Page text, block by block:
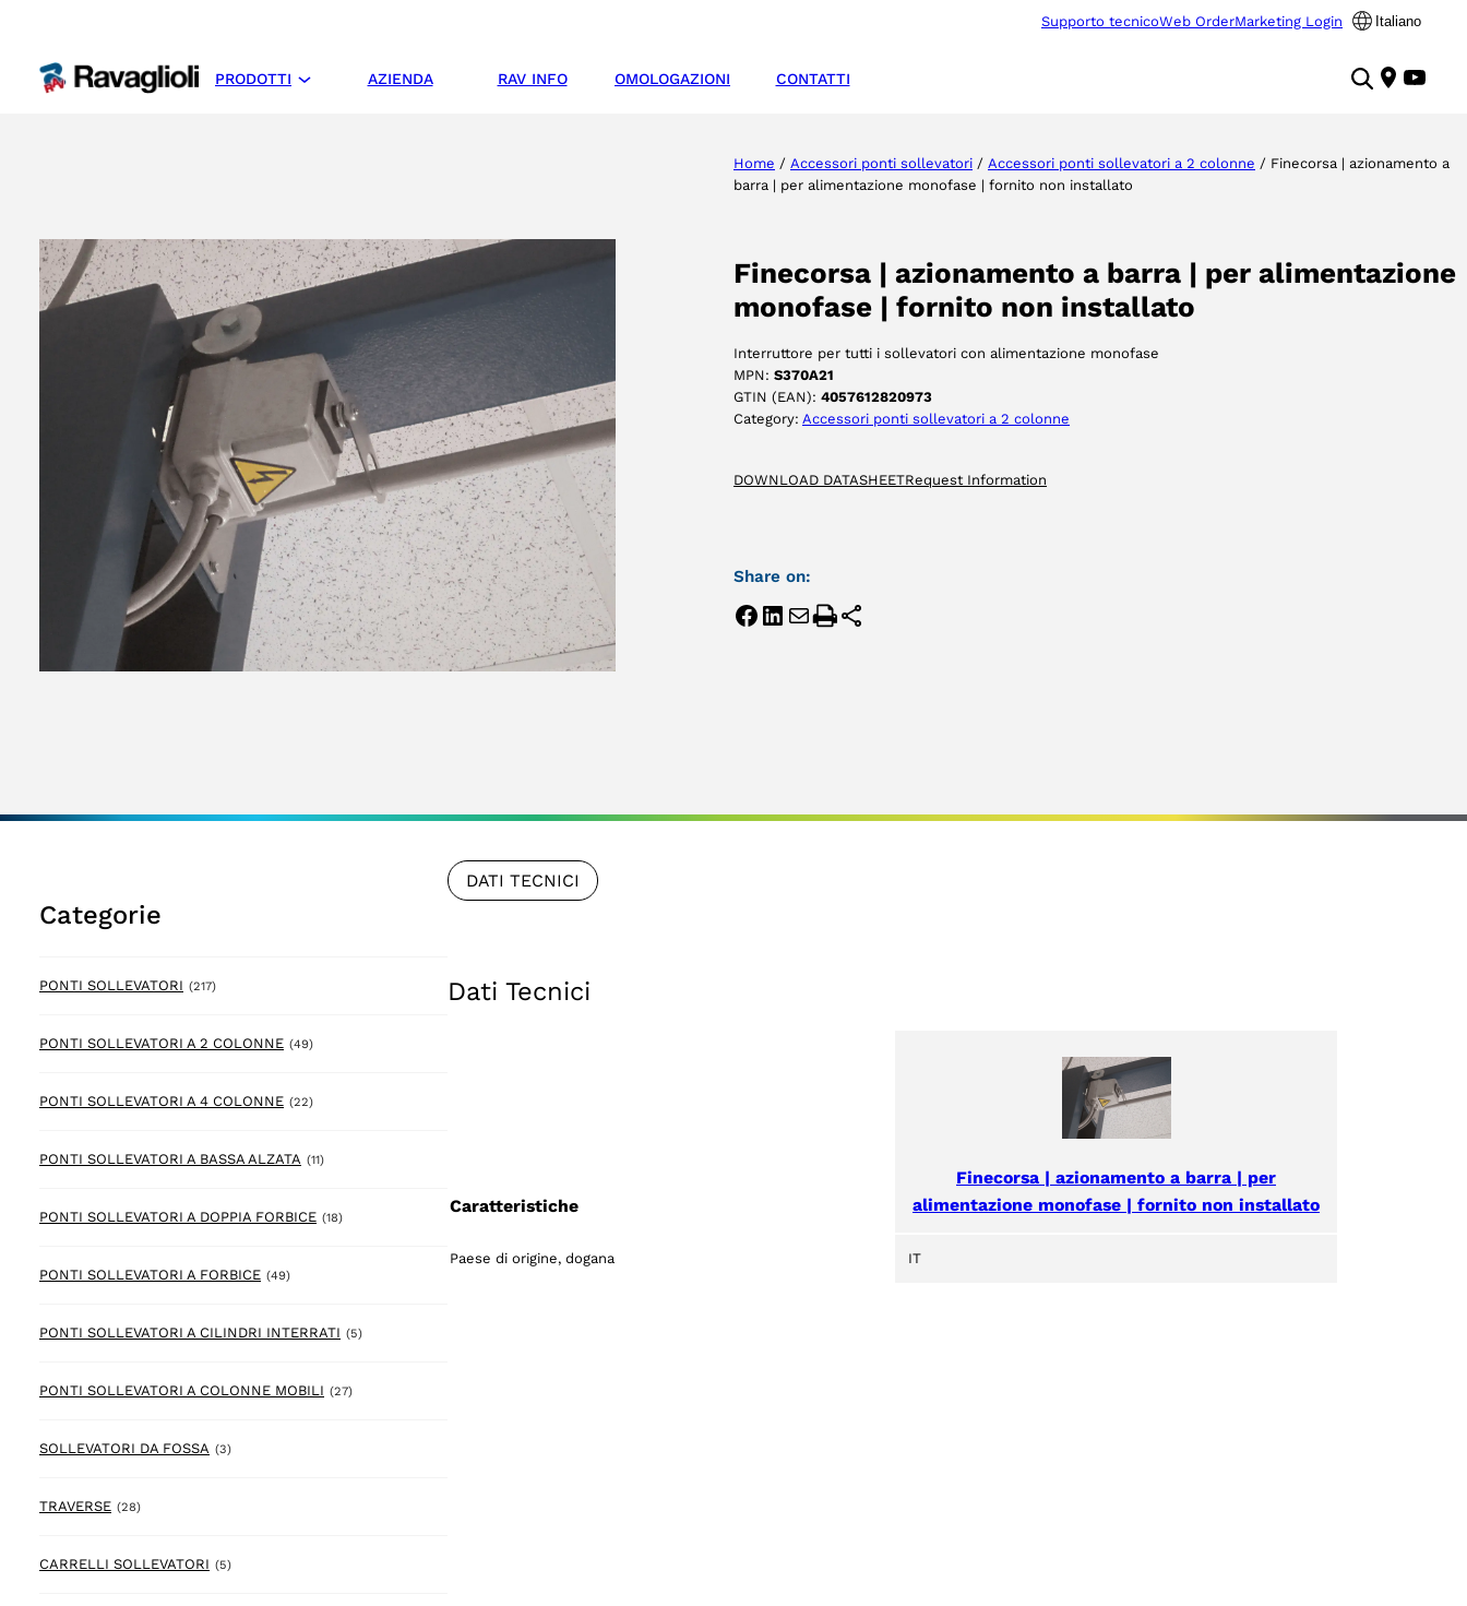
Supporto tecnicoWeb OrderMarketing Login Italiano
PRODOTTI AZIENDA RAV INFO OMOLOGAZIONI CONTATTI
Home / Accessori ponti sollevatori / Accessori ponti sollevatori a 2 colonne / Finecorsa | azionamento a
barra | per alimentazione monofase | fornito non installato
Finecorsa | azionamento a barra | per alimentazione
monofase | fornito non installato
Interruttore per tutti i sollevatori con alimentazione monofase
MPN: S370A21
GTIN (EAN): 4057612820973
Category: Accessori ponti sollevatori a 2 colonne
DOWNLOAD DATASHEETRequest Information
Share on:
Categorie
PONTI SOLLEVATORI (217)217 prodotto
PONTI SOLLEVATORI A 2 COLONNE (49)49 prodotto
PONTI SOLLEVATORI A 4 COLONNE (22)22 prodotto
PONTI SOLLEVATORI A BASSA ALZATA (11)11 prodotto
PONTI SOLLEVATORI A DOPPIA FORBICE (18)18 prodotto
PONTI SOLLEVATORI A FORBICE (49)49 prodotto
PONTI SOLLEVATORI A CILINDRI INTERRATI (5)5 prodotto
PONTI SOLLEVATORI A COLONNE MOBILI (27)27 prodotto
SOLLEVATORI DA FOSSA (3)3 prodotto
TRAVERSE (28)28 prodotto
CARRELLI SOLLEVATORI (5)5 prodotto
DATI TECNICI
Dati Tecnici
Caratteristiche
Finecorsa | azionamento a barra | per
alimentazione monofase | fornito non installato
Paese di origine, dogana IT